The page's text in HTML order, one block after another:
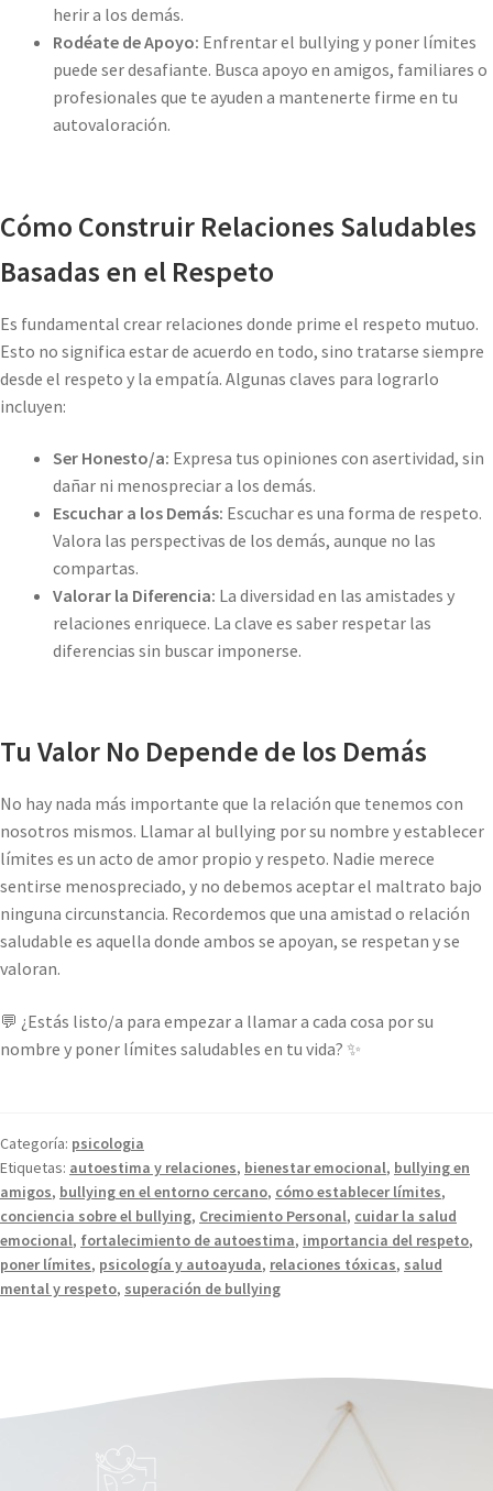
herir a los demás.
Rodéate de Apoyo: Enfrentar el bullying y poner límites
puede ser desafiante. Busca apoyo en amigos, familiares o
profesionales que te ayuden a mantenerte firme en tu
autovaloración.
Cómo Construir Relaciones Saludables
Basadas en el Respeto
Es fundamental crear relaciones donde prime el respeto mutuo.
Esto no significa estar de acuerdo en todo, sino tratarse siempre
desde el respeto y la empatía. Algunas claves para lograrlo
incluyen:
Ser Honesto/a: Expresa tus opiniones con asertividad, sin
dañar ni menospreciar a los demás.
Escuchar a los Demás: Escuchar es una forma de respeto.
Valora las perspectivas de los demás, aunque no las
compartas.
Valorar la Diferencia: La diversidad en las amistades y
relaciones enriquece. La clave es saber respetar las
diferencias sin buscar imponerse.
Tu Valor No Depende de los Demás
No hay nada más importante que la relación que tenemos con
nosotros mismos. Llamar al bullying por su nombre y establecer
límites es un acto de amor propio y respeto. Nadie merece
sentirse menospreciado, y no debemos aceptar el maltrato bajo
ninguna circunstancia. Recordemos que una amistad o relación
saludable es aquella donde ambos se apoyan, se respetan y se
valoran.
💬 ¿Estás listo/a para empezar a llamar a cada cosa por su
nombre y poner límites saludables en tu vida? ✨
Categoría: psicologia
Etiquetas: autoestima y relaciones, bienestar emocional, bullying en
amigos, bullying en el entorno cercano, cómo establecer límites,
conciencia sobre el bullying, Crecimiento Personal, cuidar la salud
emocional, fortalecimiento de autoestima, importancia del respeto,
poner límites, psicología y autoayuda, relaciones tóxicas, salud
mental y respeto, superación de bullying